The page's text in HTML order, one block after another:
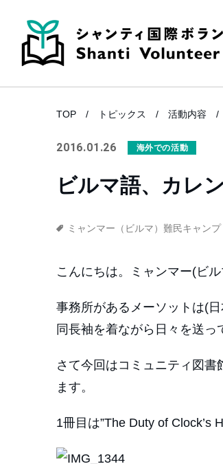
TOP トピックス 活動内容
2016.01.26 海外での活動
ビルマ語、カレ
ミャンマー（ビルマ）難民キャンプ
こんにちは。ミャンマー(ビ
事務所があるメーソットは(
同長袖を着ながら日々を送っ
さて今回はコミュニティ図
ます。
1冊目は”The Duty of Clock’s